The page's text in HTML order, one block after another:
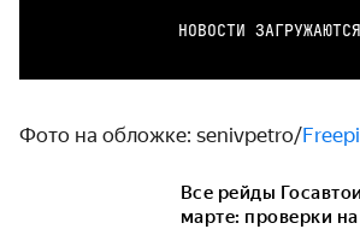
НОВОСТИ ЗАГРУЖАЮТСЯ
Фото на обложке: senivpetro/
Все рейды
марте: проверки на